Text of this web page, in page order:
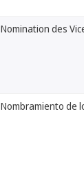
Nomination des
Nombramiento de